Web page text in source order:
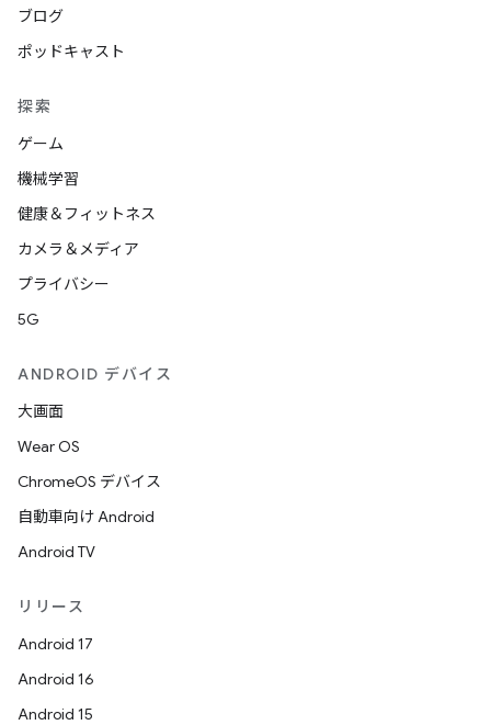
ブログ
ポッドキャスト
探索
ゲーム
機械学習
健康＆フィットネス
カメラ＆メディア
プライバシー
5G
ANDROID デバイス
大画面
Wear OS
ChromeOS デバイス
自動車向け Android
Android TV
リリース
Android 17
Android 16
Android 15